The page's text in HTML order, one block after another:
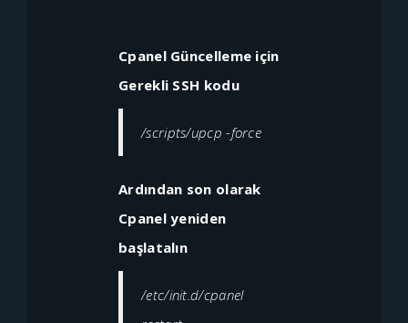
Cpanel Güncelleme için
Gerekli SSH kodu
/scripts/upcp -force
Ardından son olarak
Cpanel yeniden
başlatalın
/etc/init.d/cpanel